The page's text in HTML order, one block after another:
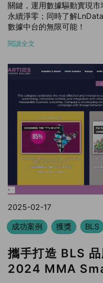
關鍵，運用數據驅動實現
永續淨零；同時了解
數據中台的無限可能！
閱讀全文
2025-02-17
成功案例
獲獎 BLS
攜手打造 BLS
2024 MMA